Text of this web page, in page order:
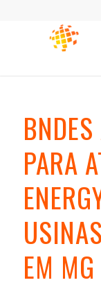
PARA
EM MG